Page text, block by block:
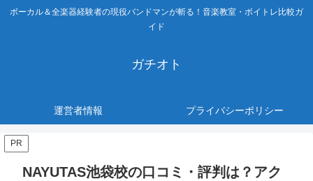
ボーカル＆全楽器経験者の現役バンドマンが斬る！音楽教室・ボイトレ比較ガ
イド
ガチオト
運営者情報 プライバシーポリシー
PR
NAYUTAS池袋校の口コミ・評判は？アク